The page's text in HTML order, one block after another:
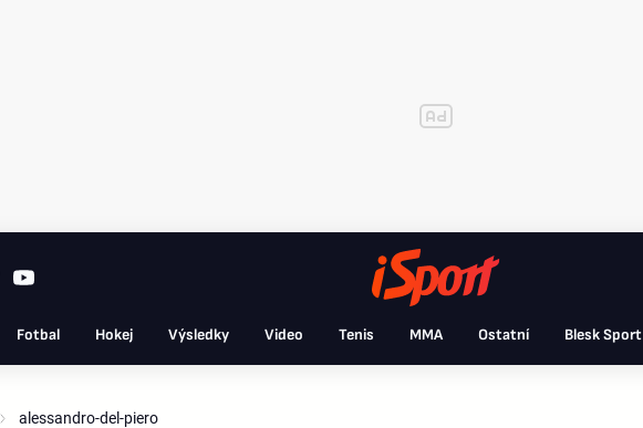
Fotbal Hokej Výsledky Video Tenis MMA Ostatní Blesk Sport
alessandro-del-piero